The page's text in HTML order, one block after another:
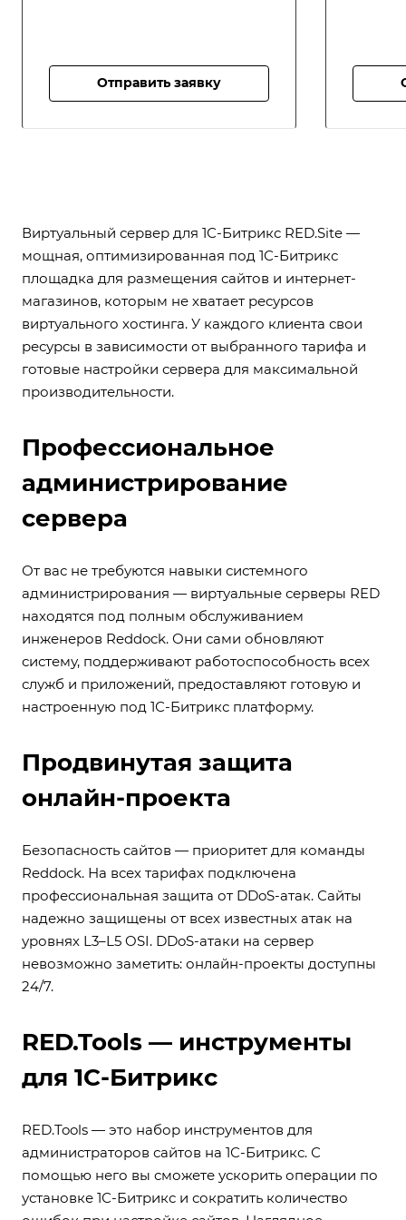
Отправить заявку
Виртуальный сервер для 1С-Битрикс RED.Site —
мощная, оптимизированная под 1С-Битрикс
площадка для размещения сайтов и интернет-
магазинов, которым не хватает ресурсов
виртуального хостинга. У каждого клиента свои
ресурсы в зависимости от выбранного тарифа и
готовые настройки сервера для максимальной
производительности.
Профессиональное
администрирование
сервера
От вас не требуются навыки системного
администрирования — виртуальные серверы RED
находятся под полным обслуживанием
инженеров Reddock. Они сами обновляют
систему, поддерживают работоспособность всех
служб и приложений, предоставляют готовую и
настроенную под 1С-Битрикс платформу.
Продвинутая защита
онлайн-проекта
Безопасность сайтов — приоритет для команды
Reddock. На всех тарифах подключена
профессиональная защита от DDoS-атак. Сайты
надежно защищены от всех известных атак на
уровнях L3–L5 OSI. DDoS-атаки на сервер
невозможно заметить: онлайн-проекты доступны
24/7.
RED.Tools — инструменты
для 1С-Битрикс
RED.Tools — это набор инструментов для
администраторов сайтов на 1С-Битрикс. С
помощью него вы сможете ускорить операции по
установке 1С-Битрикс и сократить количество